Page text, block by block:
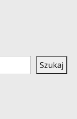
Szukaj